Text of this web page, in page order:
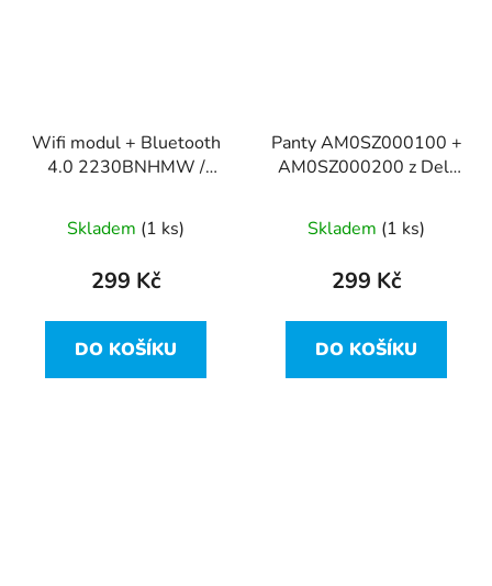
Wifi modul + Bluetooth
4.0 2230BNHMW /
15R-5521
Skladem (1 ks)
299 Kč
DO KOŠÍKU
Panty AM0SZ000100 +
AM0SZ000200 z Dell
Skladem (1 ks)
299 Kč
DO KOŠÍKU